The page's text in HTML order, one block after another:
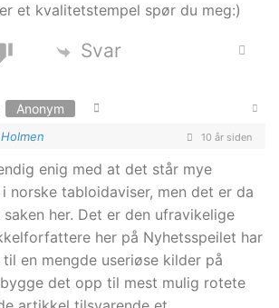
et kvalitetstempel spør du meg:)
Svar
Anonym
10 år siden
enig med at det står mye
norske tabloidaviser, men det er da
her. Det er den ufravikelige
her på Nyhetsspeilet har
en mengde useriøse kilder på
det opp til mest mulig rotete